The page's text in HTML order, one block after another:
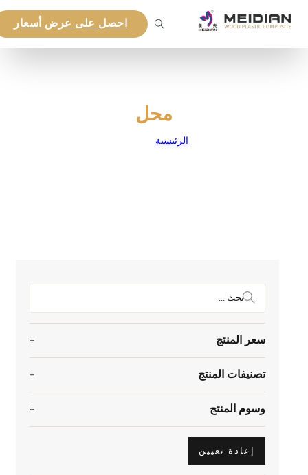
احصل على عرض أسعار
محل
الرئيسية
بحث ...
سعر المنتج
تصنيفات المنتج
وسوم المنتج
إعادة تعيين